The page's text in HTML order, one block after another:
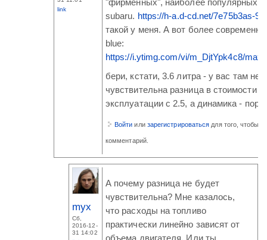
link
"фирменных", наиболее популярных
subaru. https://h-a.d-cd.net/7e75b3as-
такой у меня. А вот более
blue:
https://i.ytimg.com/vi/m_DjtYpk4c8/
бери, кстати, 3.6 литра - у вас там не
чувствительна разница в стоимости
эксплуатации с 2.5, а динамика -
Войти или зарегистрироваться для того, чтобы
комментарий.
myx
Сб,
2016-12-
31 14:02
А почему разница не будет
чувствительна? Мне казалось,
что расходы на топливо
практически линейно зависят от
объема двигателя. Или ты